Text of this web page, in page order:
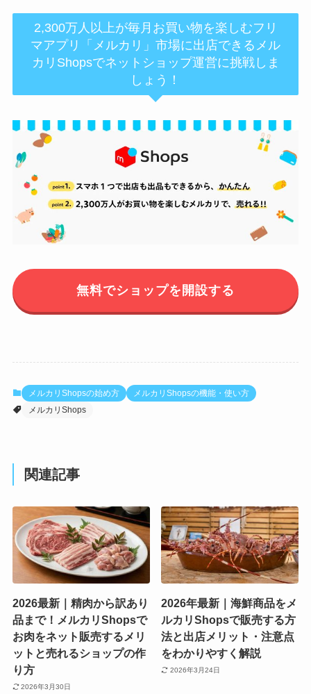
2,300万人以上が毎月お買い物を楽しむフリ
マアプリ「メルカリ」市場に出店できるメル
カリShopsでネットショップ運営に挑戦しま
しょう！
無料でショップを開設する
メルカリShopsの始め方
メルカリShopsの機能・使い方
メルカリShops
関連記事
2026最新｜精肉から訳あり
品まで！メルカリShopsで
お肉をネット販売するメリ
ットと売れるショップの作
り方
2026年3月30日
2026年最新｜海鮮商品をメ
ルカリShopsで販売する方
法と出店メリット・注意点
をわかりやすく解説
2026年3月24日